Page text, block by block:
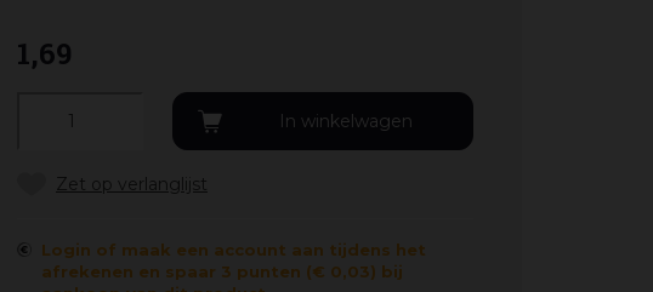
1,69
Login of maak een account aan tijdens het
afrekenen en spaar 3 punten (€ 0,03) bij